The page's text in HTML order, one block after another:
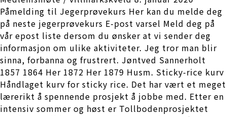
Påmelding til Jegerprøvekurs Her kan du melde deg
på neste jegerprøvekurs E-post varsel Meld deg på
vår epost liste dersom du ønsker at vi sender deg
informasjon om ulike aktiviteter. Jeg tror man blir
sinna, forbanna og frustrert. Jøntved Sannerholt
1857 1864 Her 1872 Her 1879 Husm. Sticky-rice kurv
Håndlaget kurv for sticky rice. Det har vært et meget
lærerikt å spennende prosjekt å jobbe med. Etter en
intensiv sommer og høst er Tollbodenprosjektet